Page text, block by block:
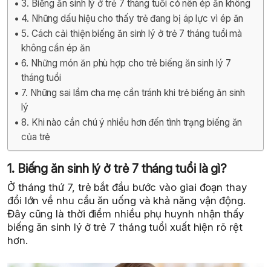
3. Biếng ăn sinh lý ở trẻ 7 tháng tuổi có nên ép ăn không
4. Những dấu hiệu cho thấy trẻ đang bị áp lực vì ép ăn
5. Cách cải thiện biếng ăn sinh lý ở trẻ 7 tháng tuổi mà
không cần ép ăn
6. Những món ăn phù hợp cho trẻ biếng ăn sinh lý 7
tháng tuổi
7. Những sai lầm cha mẹ cần tránh khi trẻ biếng ăn sinh
lý
8. Khi nào cần chú ý nhiều hơn đến tình trạng biếng ăn
của trẻ
1. Biếng ăn sinh lý ở trẻ 7 tháng tuổi là gì?
Ở tháng thứ 7, trẻ bắt đầu bước vào giai đoạn thay
đổi lớn về nhu cầu ăn uống và khả năng vận động.
Đây cũng là thời điểm nhiều phụ huynh nhận thấy
biếng ăn sinh lý ở trẻ 7 tháng tuổi xuất hiện rõ rệt
hơn.